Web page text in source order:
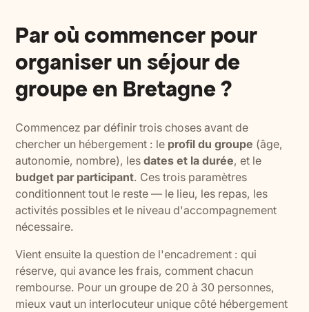
Par où commencer pour
organiser un séjour de
groupe en Bretagne ?
Commencez par définir trois choses avant de
chercher un hébergement : le profil du groupe (âge,
autonomie, nombre), lesdates et la durée, et le
budget par participant. Ces trois paramètres
conditionnent tout le reste — le lieu, les repas, les
activités possibles et le niveau d'accompagnement
nécessaire.
Vient ensuite la question de l'encadrement : qui
réserve, qui avance les frais, comment chacun
rembourse. Pour un groupe de 20 à 30 personnes,
mieux vaut un interlocuteur unique côté hébergement